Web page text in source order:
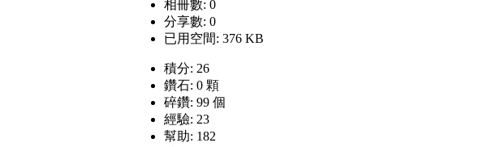
相冊數: 0
分享數: 0
已用空間: 376 KB
積分: 26
鑽石: 0 顆
碎鑽: 99 個
經驗: 23
幫助: 182